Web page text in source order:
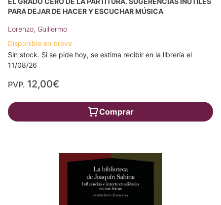
PARA DEJAR DE HACER Y ESCUCHAR MÚSICA
Lorenzo, Guillermo
Disponible en breve
Sin stock. Si se pide hoy, se estima recibir en la librería el
11/08/26
PVP. 12,00€
Comprar